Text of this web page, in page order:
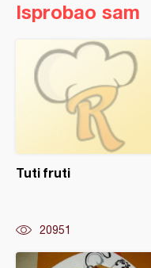
Isprobao sam
Tuti fruti
20951